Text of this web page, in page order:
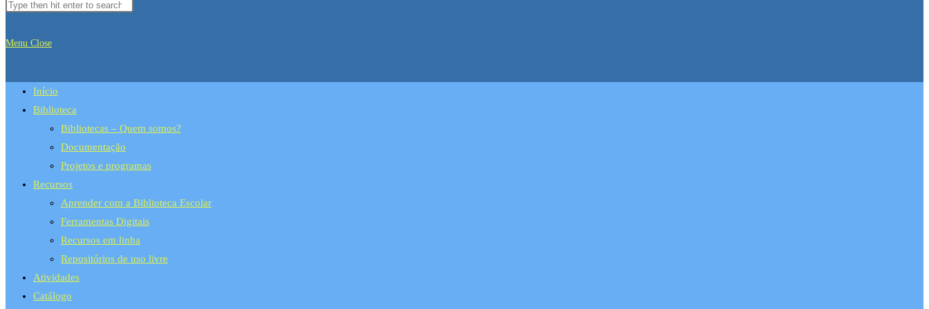
Menu Close
Início
Biblioteca
Bibliotecas – Quem somos?
Documentação
Projetos e programas
Recursos
Aprender com a Biblioteca Escolar
Ferramentas Digitais
Recursos em linha
Repositórios de uso livre
Atividades
Catálogo